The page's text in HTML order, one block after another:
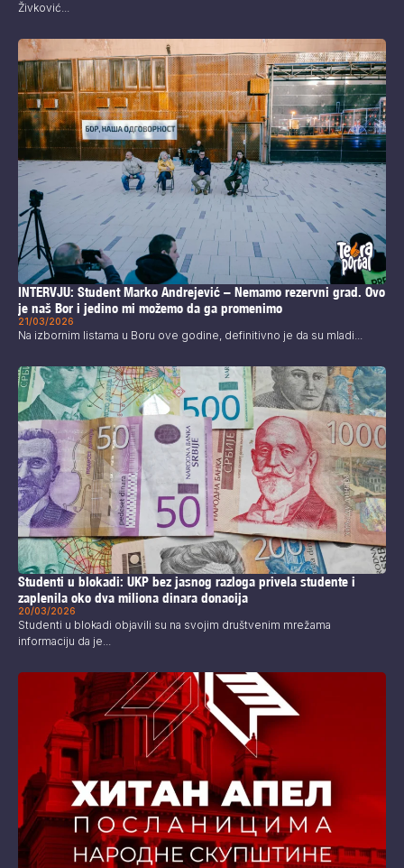
Živković...
INTERVJU: Student Marko Andrejević – Nemamo rezervni grad. Ovo
je naš Bor i jedino mi možemo da ga promenimo
21/03/2026
Na izbornim listama u Boru ove godine, definitivno je da su mladi...
Studenti u blokadi: UKP bez jasnog razloga privela studente i
zaplenila oko dva miliona dinara donacija
20/03/2026
Studenti u blokadi objavili su na svojim društvenim mrežama
informaciju da je...